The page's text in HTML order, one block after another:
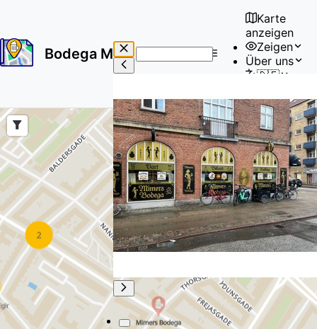
Bodega Map
found
Karte
anzeigen
Zeigen
Über uns
🇩🇪